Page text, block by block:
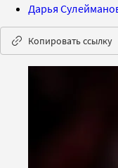
Дарья
Копировать ссылку